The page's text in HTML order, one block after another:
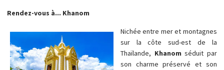
Rendez-vous à... Khanom
Nichée entre mer et montagnes
sur la côte sud-est de la
Thaïlande, Khanom séduit par
son charme préservé et son